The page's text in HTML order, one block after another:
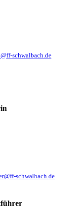
schwalbach.de
schwalbach.de